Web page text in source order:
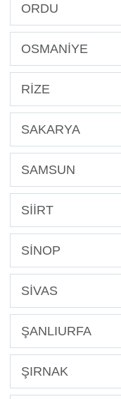
ORDU
OSMANİYE
RİZE
SAKARYA
SAMSUN
SİİRT
SİNOP
SİVAS
ŞANLIURFA
ŞIRNAK